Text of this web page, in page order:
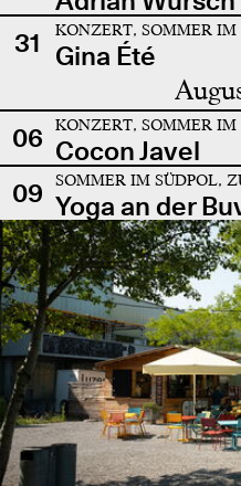
31
KONZERT, SOMMER IM
Gina Été
06 KONZERT, SOMMER IM
Cocon Javel
09
SOMMER IM SÜDPOL,
Yoga an der